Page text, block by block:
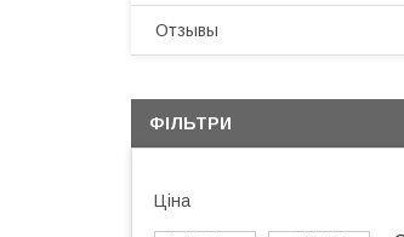
Отзывы
ФІЛЬТРИ
Ціна